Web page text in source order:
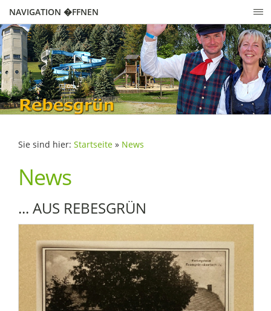
NAVIGATION �FFNEN
Sie sind hier: Startseite » News
News
... AUS REBESGRÜN